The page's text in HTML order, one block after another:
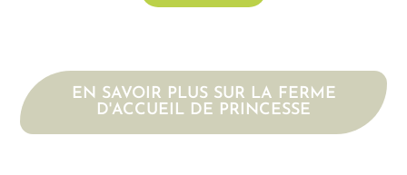
EN SAVOIR PLUS SUR LA FERME
D'ACCUEIL DE PRINCESSE